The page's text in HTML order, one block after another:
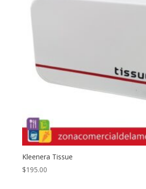
Kleenera Tissue
$195.00